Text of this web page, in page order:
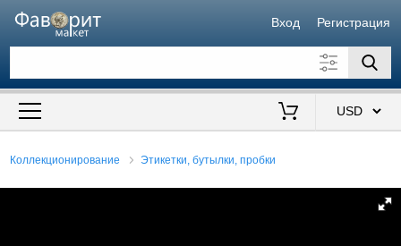
Вход Регистрация
Искать также в описании
Коллекционирование Этикетки, бутылки, пробки